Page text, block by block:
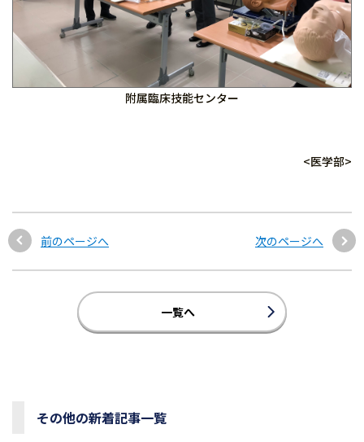
附属臨床技能センター
<医学部>
前のページへ 次のページへ
一覧へ
その他の新着記事一覧